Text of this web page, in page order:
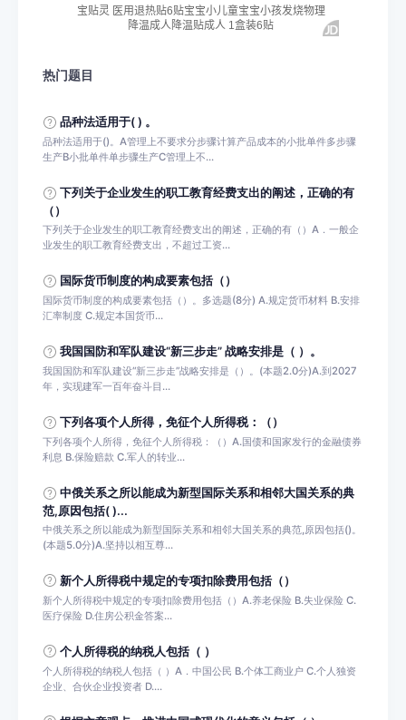
热门题目
品种法适用于( ) 。
品种法适用于()。A管理上不要求分步骤计算产品成本的小批单件多步骤
生产B小批单件单步骤生产C管理上不...
下列关于企业发生的职工教育经费支出的阐述，正确的有
（）
下列关于企业发生的职工教育经费支出的阐述，正确的有（）A．一般企
业发生的职工教育经费支出，不超过工资...
国际货币制度的构成要素包括（）
国际货币制度的构成要素包括（）。多选题(8分) A.规定货币材料 B.安排
汇率制度 C.规定本国货币...
我国国防和军队建设“新三步走” 战略安排是（ ）。
我国国防和军队建设“新三步走”战略安排是（）。(本题2.0分)A.到2027
年，实现建军一百年奋斗目...
下列各项个人所得，免征个人所得税：（）
下列各项个人所得，免征个人所得税：（）A.国债和国家发行的金融债券
利息 B.保险赔款 C.军人的转业...
中俄关系之所以能成为新型国际关系和相邻大国关系的典
范,原因包括( )...
中俄关系之所以能成为新型国际关系和相邻大国关系的典范,原因包括()。
(本题5.0分)A.坚持以相互尊...
新个人所得税中规定的专项扣除费用包括（）
新个人所得税中规定的专项扣除费用包括（）A.养老保险 B.失业保险 C.
医疗保险 D.住房公积金答案...
个人所得税的纳税人包括（ ）
个人所得税的纳税人包括（ ）A．中国公民 B.个体工商业户 C.个人独资
企业、合伙企业投资者 D....